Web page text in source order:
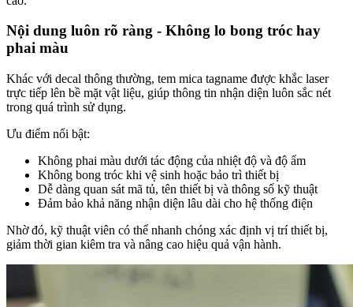
Nội dung luôn rõ ràng - Không lo bong tróc hay
phai màu
Khác với decal thông thường, tem mica tagname được khắc laser
trực tiếp lên bề mặt vật liệu, giúp thông tin nhận diện luôn sắc nét
trong quá trình sử dụng.
Ưu điểm nổi bật:
Không phai màu dưới tác động của nhiệt độ và độ ẩm
Không bong tróc khi vệ sinh hoặc bảo trì thiết bị
Dễ dàng quan sát mã tủ, tên thiết bị và thông số kỹ thuật
Đảm bảo khả năng nhận diện lâu dài cho hệ thống điện
Nhờ đó, kỹ thuật viên có thể nhanh chóng xác định vị trí thiết bị,
giảm thời gian kiêm tra và nâng cao hiệu quả vận hành.